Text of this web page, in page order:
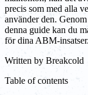
precis som med alla
använder den.
denna guide kan du
för dina ABM-insatser.
Written by Breakcold
Table of contents